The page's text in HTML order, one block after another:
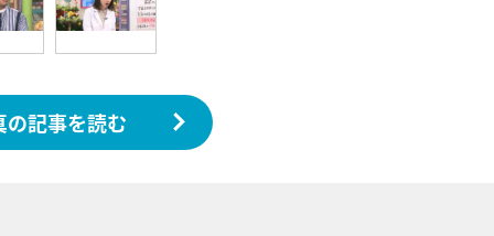
の記事を読む